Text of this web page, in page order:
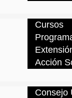
Cursos
Acción
Consejo